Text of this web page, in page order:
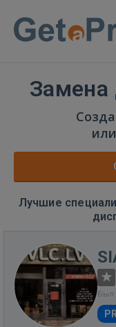
Замена
или
Лучшие
Был